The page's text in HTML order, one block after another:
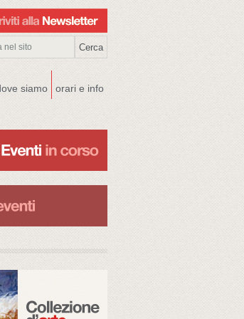
siamo orari e info